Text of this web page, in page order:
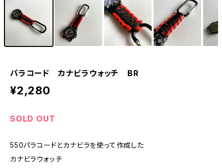
パラコード カナビラウォッチ BR
¥2,280
SOLD OUT
550パラコードとカナビラを使って作成した
カナビラウォッチ